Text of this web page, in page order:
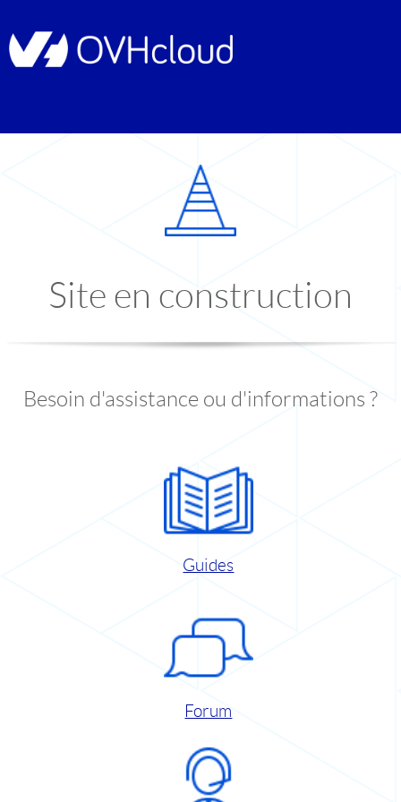
Site en construction
Besoin d'assistance ou d'informations ?
Guides
Forum